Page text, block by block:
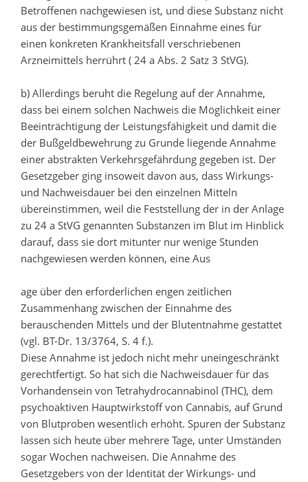
Betroffenen nachgewiesen ist, und diese Substanz nicht
aus der bestimmungsgemäßen Einnahme eines für
einen konkreten Krankheitsfall verschriebenen
Arzneimittels herrührt ( 24 a Abs. 2 Satz 3 StVG).
b) Allerdings beruht die Regelung auf der Annahme,
dass bei einem solchen Nachweis die Möglichkeit einer
Beeinträchtigung der Leistungsfähigkeit und damit die
der Bußgeldbewehrung zu Grunde liegende Annahme
einer abstrakten Verkehrsgefährdung gegeben ist. Der
Gesetzgeber ging insoweit davon aus, dass Wirkungs-
und Nachweisdauer bei den einzelnen Mitteln
übereinstimmen, weil die Feststellung der in der Anlage
zu 24 a StVG genannten Substanzen im Blut im Hinblick
darauf, dass sie dort mitunter nur wenige Stunden
nachgewiesen werden können, eine Aus
age über den erforderlichen engen zeitlichen
Zusammenhang zwischen der Einnahme des
berauschenden Mittels und der Blutentnahme gestattet
(vgl. BT-Dr. 13/3764, S. 4 f.).
Diese Annahme ist jedoch nicht mehr uneingeschränkt
gerechtfertigt. So hat sich die Nachweisdauer für das
Vorhandensein von Tetrahydrocannabinol (THC), dem
psychoaktiven Hauptwirkstoff von Cannabis, auf Grund
von Blutproben wesentlich erhöht. Spuren der Substanz
lassen sich heute über mehrere Tage, unter Umständen
sogar Wochen nachweisen. Die Annahme des
Gesetzgebers von der Identität der Wirkungs- und